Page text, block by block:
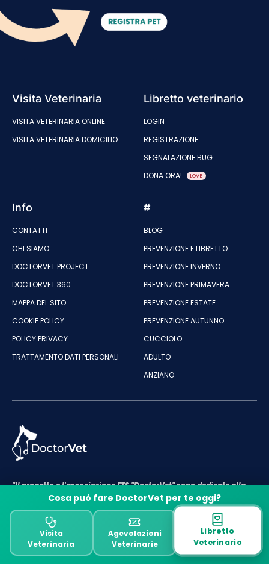
Visita Veterinaria
VISITA VETERINARIA ONLINE
VISITA VETERINARIA DOMICILIO
Libretto veterinario
LOGIN
REGISTRAZIONE
SEGNALAZIONE BUG
DONA ORA!
LOVE
Info
CONTATTI
CHI SIAMO
DOCTORVET PROJECT
DOCTORVET 360
MAPPA DEL SITO
COOKIE POLICY
POLICY PRIVACY
TRATTAMENTO DATI PERSONALI
#
BLOG
PREVENZIONE E LIBRETTO
PREVENZIONE INVERNO
PREVENZIONE PRIMAVERA
PREVENZIONE ESTATE
PREVENZIONE AUTUNNO
CUCCIOLO
ADULTO
ANZIANO
"Il progetto e l'associazione ETS "DoctorVet" sono dedicate alla
cura e al benessere degli animali"
P.IVA e C.F ASSOCIAZIONE DOCTORVET: 18143661009
Designed & Developed by DoctorVet
Cosa può fare DoctorVet per te oggi?
Visita
Veterinaria
Agevolazioni
Veterinarie
Libretto
Veterinario